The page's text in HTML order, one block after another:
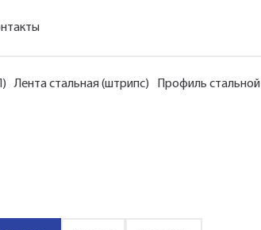
Лента стальная (штрипс) Профиль стальной